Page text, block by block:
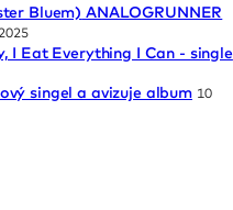
ANALOGRUNNER
singel a avizuje album 10